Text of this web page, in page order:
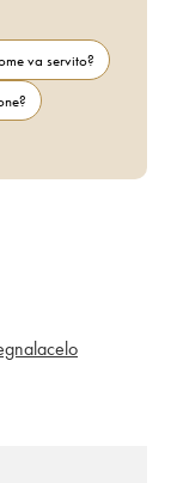
va servito?